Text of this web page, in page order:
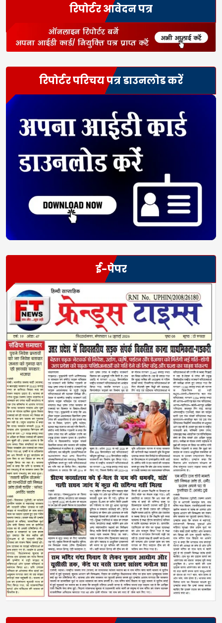
रिपोर्टर आवेदन पत्र
रिपोर्टर परिचय पत्र डाउनलोड करें
ई-पेपर